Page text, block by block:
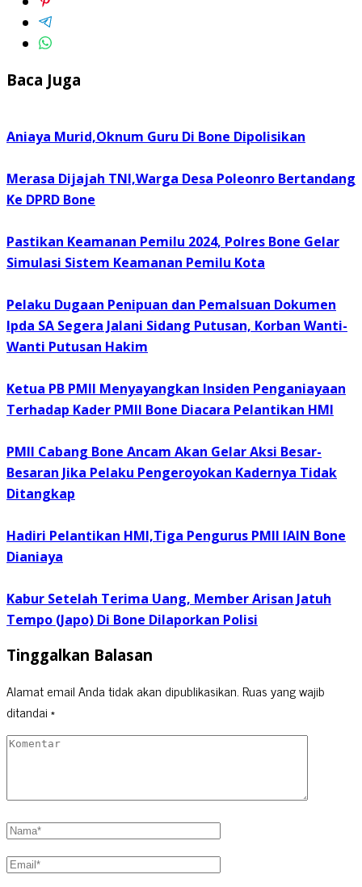
Baca Juga
Aniaya Murid,Oknum Guru Di Bone Dipolisikan
Merasa Dijajah TNI,Warga Desa Poleonro Bertandang
Ke DPRD Bone
Pastikan Keamanan Pemilu 2024, Polres Bone Gelar
Simulasi Sistem Keamanan Pemilu Kota
Pelaku Dugaan Penipuan dan Pemalsuan Dokumen
Ipda SA Segera Jalani Sidang Putusan, Korban Wanti-
Wanti Putusan Hakim
Ketua PB PMII Menyayangkan Insiden Penganiayaan
Terhadap Kader PMII Bone Diacara Pelantikan HMI
PMII Cabang Bone Ancam Akan Gelar Aksi Besar-
Besaran Jika Pelaku Pengeroyokan Kadernya Tidak
Ditangkap
Hadiri Pelantikan HMI,Tiga Pengurus PMII IAIN Bone
Dianiaya
Kabur Setelah Terima Uang, Member Arisan Jatuh
Tempo (Japo) Di Bone Dilaporkan Polisi
Tinggalkan Balasan
Alamat email Anda tidak akan dipublikasikan.Ruas yang wajib
ditandai*